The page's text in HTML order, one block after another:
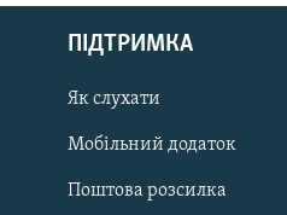
КРИМ РЕАЛІЇ
ПІДТРИМКА
Як слухати
Мобільний додаток
Поштова розсилка